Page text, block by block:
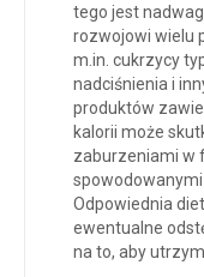
tego jest
rozwojowi wielu
m.in. cukrzycy
nadciśnienia i
produktów
kalorii może
zaburzeniami w
spowodowanymi
Odpowiednia
ewentualne
na to, aby